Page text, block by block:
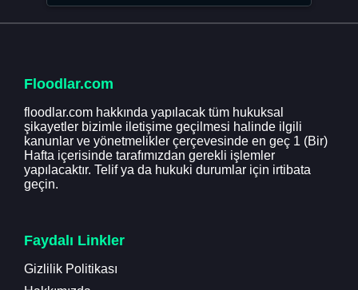
Floodlar.com
floodlar.com hakkında yapılacak tüm hukuksal
şikayetler bizimle iletişime geçilmesi halinde ilgili
kanunlar ve yönetmelikler çerçevesinde en geç 1 (Bir)
Hafta içerisinde tarafımızdan gerekli işlemler
yapılacaktır. Telif ya da hukuki durumlar için irtibata
geçin.
Faydalı Linkler
Gizlilik Politikası